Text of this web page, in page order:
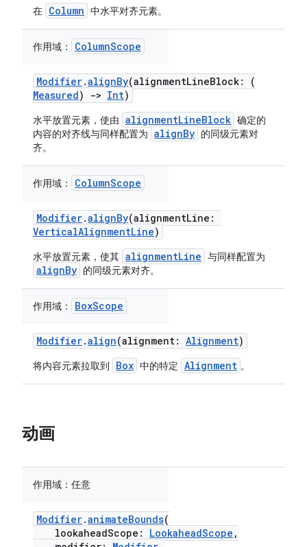
在 Column 中水平对齐元素。
作用域： ColumnScope
Modifier.alignBy(alignmentLineBlock: (
Measured) -> Int)
水平放置元素，使由 alignmentLineBlock 确定的
内容的对齐线与同样配置为 alignBy 的同级元素对
齐。
作用域： ColumnScope
Modifier.alignBy(alignmentLine:
VerticalAlignmentLine)
水平放置元素，使其 alignmentLine 与同样配置为
alignBy 的同级元素对齐。
作用域： BoxScope
Modifier.align(alignment: Alignment)
将内容元素拉取到 Box 中的特定 Alignment 。
动画
作用域： 任意
Modifier.animateBounds(
lookaheadScope: LookaheadScope ,